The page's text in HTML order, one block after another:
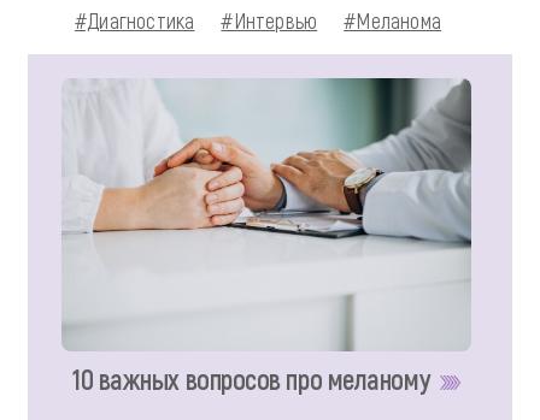
#Диагностика
#Интервью #Меланома
10 важных вопросов про меланому